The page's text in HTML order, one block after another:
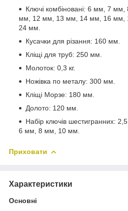
Ключі комбіновані: 6 мм, 7
мм, 12 мм, 13 мм, 14 мм, 16 мм,
24 мм.
Кусачки для різання: 160 мм.
Кліщі для труб: 250 мм.
Молоток: 0,3 кг.
Ножівка по металу: 300 мм.
Кліщі Морзе: 180 мм.
Долото: 120 мм.
Набір ключів шестигранних:
6 мм, 8 мм, 10 мм.
Приховати
Характеристики
Основні